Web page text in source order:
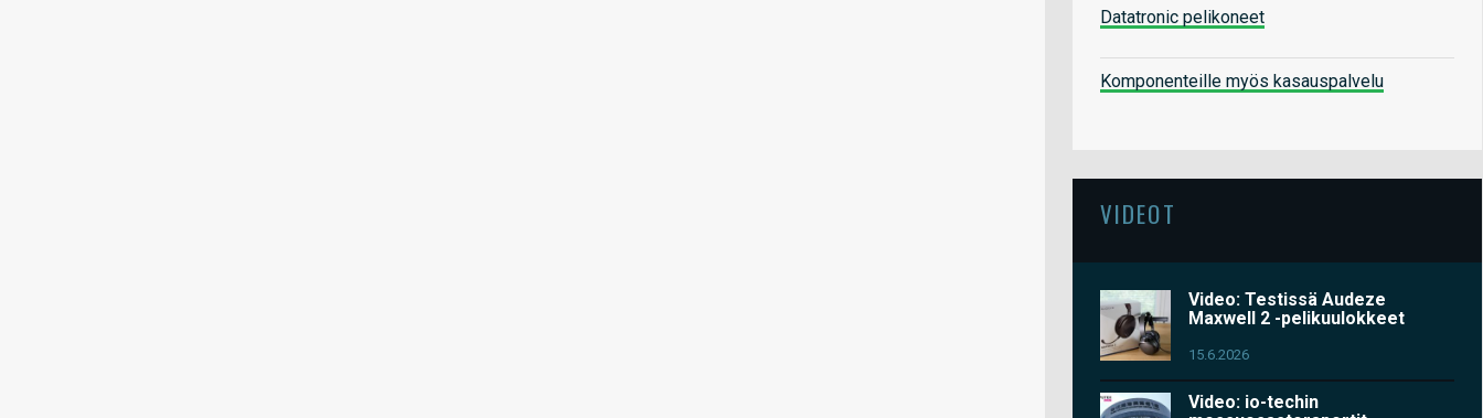
Datatronic pelikoneet
Komponenteille myös kasauspalvelu
VIDEOT
Video: Testissä Audeze
Maxwell 2 -pelikuulokkeet
15.6.2026
Video: io-techin